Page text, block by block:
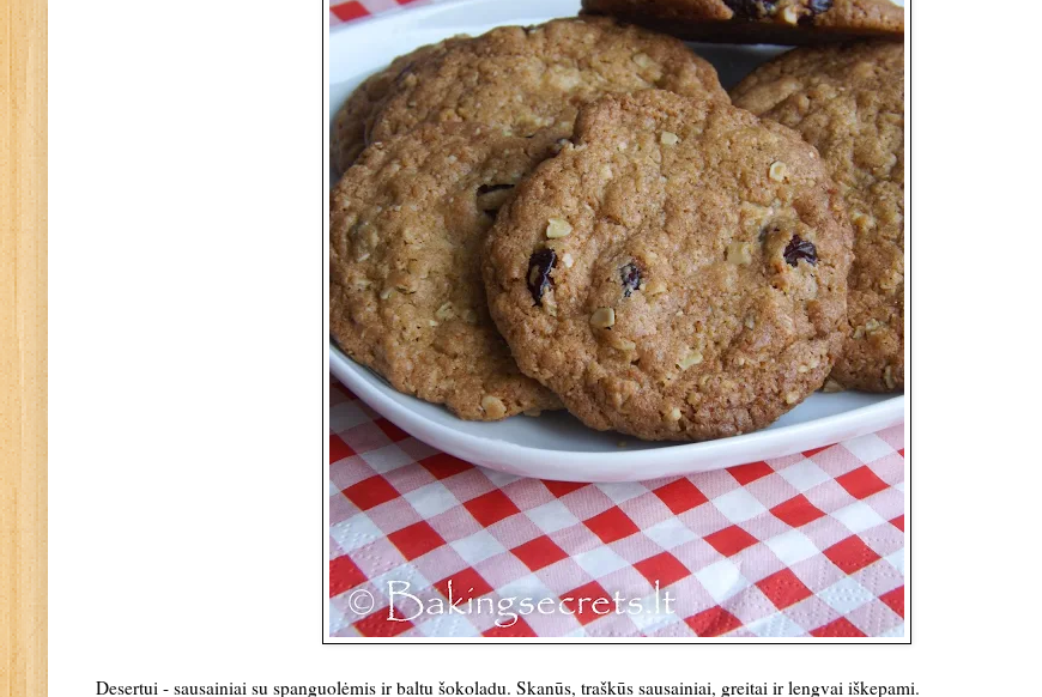
Desertui - sausainiai su spanguolėmis ir baltu šokoladu. Skanūs, traškūs sausainiai, greitai ir lengvai iškepami.